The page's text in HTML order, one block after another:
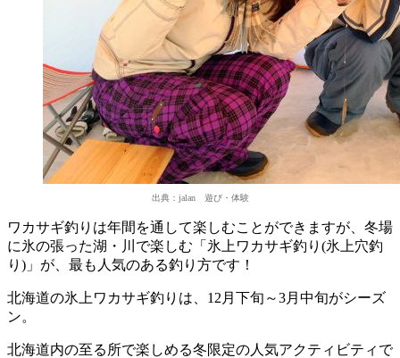
出典：jalan 遊び・体験
ワカサギ釣りは年間を通して楽しむことができますが、冬場
に氷の張った湖・川で楽しむ「氷上ワカサギ釣り(氷上穴釣
り)」が、最も人気のある釣り方です！
北海道の氷上ワカサギ釣りは、12月下旬～3月中旬がシーズ
ン。
北海道内の至る所で楽しめる冬限定の人気アクティビティで